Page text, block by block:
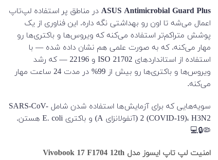
ASUS Antimicrobial Guard Plus در مناطق پر استفاده لپ‌تاپ
اعمال می‌شه تا اون رو بهداشتی نگه داره. این فناوری از یک
پوشش متراکم‌تر استفاده می‌کنه که ویروس‌ها و باکتری‌ها رو
مهار می‌کنه. که به صورت علمی هم نشان داده شده — با
استفاده از استانداردهای ISO 21702 و 22196 — که رشد
ویروس‌ها و باکتری‌ها رو بیش از 99% در مدت 24 ساعت مهار
می‌کنه.
سویه‌هایی که برای آزمایش‌ها استفاده شدن شامل SARS-CoV-
2 (COVID-19)، H3N2 (آنفولانزای A) و باکتری E. coli هستن.
🦠🔒💻
امنیت لپ تاپ ایسوز مدل Vivobook 17 F1704 12th